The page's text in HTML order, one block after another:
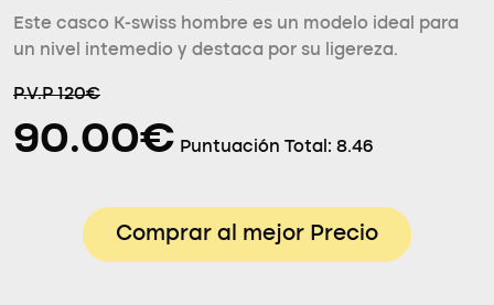
Este casco K-swiss hombre es un modelo ideal para
un nivel intemedio y destaca por su ligereza.
P.V.P 120€
90.00€ Puntuación Total: 8.46
Comprar al mejor Precio